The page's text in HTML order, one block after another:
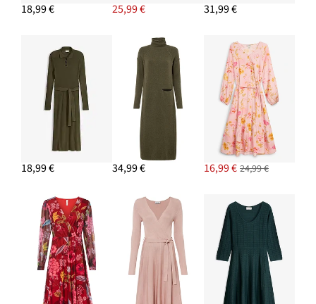
18,99 € 25,99 € 31,99 €
18,99 € 34,99 € 16,99 € 24,99 €